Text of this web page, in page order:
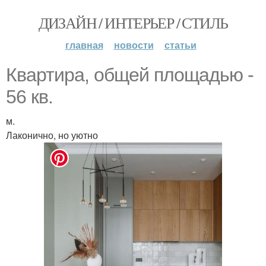
ДИЗАЙН / ИНТЕРЬЕР / СТИЛЬ
главная новости статьи
Квартира, общей площадью -
56 кв.
м.
Лаконично, но уютно